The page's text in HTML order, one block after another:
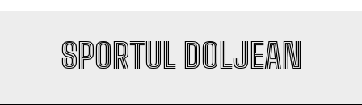
SPORTUL DOLJEAN